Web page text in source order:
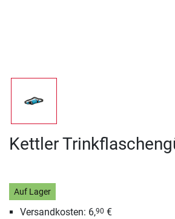
Kettler
Auf Lager
Versandkosten: 6,90 €